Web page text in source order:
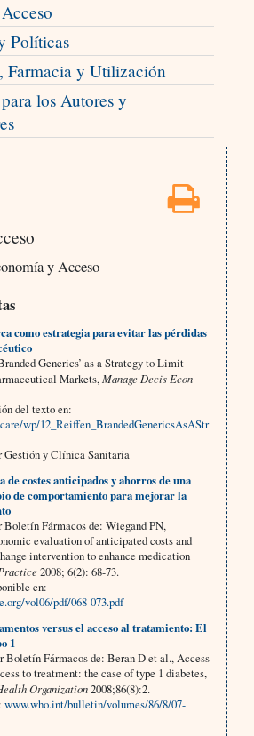
Políticas
Farmacia y Utilización
los Autores y
y Acceso
como estrategia para evitar las pérdidas
Generics’ as a Strategy to Limit
Markets,Manage Decis Econ
del texto en:
wp/12_Reiffen_BrandedGenericsAsAStr
Gestión y Clínica Sanitaria
de costes anticipados y ahorros de una
de comportamiento para mejorar la
Boletín Fármacos de: Wiegand PN,
evaluation of anticipated costs and
intervention to enhance medication
2008; 6(2): 68-73.
en:
vol06/pdf/068-073.pdf
versus el acceso al tratamiento: El
1
Boletín Fármacos de: Beran D et al., Access
to treatment: the case of type 1 diabetes,
Organization2008;86(8):2.
www.who.int/bulletin/volumes/86/8/07-